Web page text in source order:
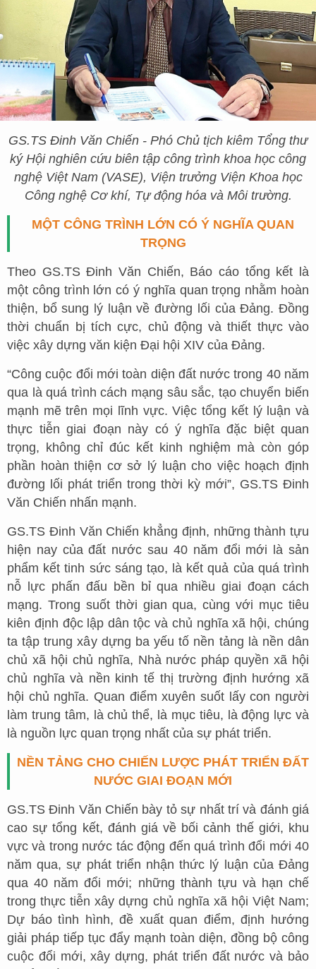
GS.TS Đinh Văn Chiến - Phó Chủ tịch kiêm Tổng thư
ký Hội nghiên cứu biên tập công trình khoa học công
nghệ Việt Nam (VASE), Viện trưởng Viện Khoa học
Công nghệ Cơ khí, Tự động hóa và Môi trường.
MỘT CÔNG TRÌNH LỚN CÓ Ý NGHĨA QUAN
TRỌNG
Theo GS.TS Đinh Văn Chiến, Báo cáo tổng kết là
một công trình lớn có ý nghĩa quan trọng nhằm hoàn
thiện, bổ sung lý luận về đường lối của Đảng. Đồng
thời chuẩn bị tích cực, chủ động và thiết thực vào
việc xây dựng văn kiện Đại hội XIV của Đảng.
“Công cuộc đổi mới toàn diện đất nước trong 40 năm
qua là quá trình cách mạng sâu sắc, tạo chuyển biến
mạnh mẽ trên mọi lĩnh vực. Việc tổng kết lý luận và
thực tiễn giai đoạn này có ý nghĩa đặc biệt quan
trọng, không chỉ đúc kết kinh nghiệm mà còn góp
phần hoàn thiện cơ sở lý luận cho việc hoạch định
đường lối phát triển trong thời kỳ mới”, GS.TS Đinh
Văn Chiến nhấn mạnh.
GS.TS Đinh Văn Chiến khẳng định, những thành tựu
hiện nay của đất nước sau 40 năm đổi mới là sản
phẩm kết tinh sức sáng tạo, là kết quả của quá trình
nỗ lực phấn đấu bền bỉ qua nhiều giai đoạn cách
mạng. Trong suốt thời gian qua, cùng với mục tiêu
kiên định độc lập dân tộc và chủ nghĩa xã hội, chúng
ta tập trung xây dựng ba yếu tố nền tảng là nền dân
chủ xã hội chủ nghĩa, Nhà nước pháp quyền xã hội
chủ nghĩa và nền kinh tế thị trường định hướng xã
hội chủ nghĩa. Quan điểm xuyên suốt lấy con người
làm trung tâm, là chủ thể, là mục tiêu, là động lực và
là nguồn lực quan trọng nhất của sự phát triển.
NỀN TẢNG CHO CHIẾN LƯỢC PHÁT TRIỂN ĐẤT
NƯỚC GIAI ĐOẠN MỚI
GS.TS Đinh Văn Chiến bày tỏ sự nhất trí và đánh giá
cao sự tổng kết, đánh giá về bối cảnh thế giới, khu
vực và trong nước tác động đến quá trình đổi mới 40
năm qua, sự phát triển nhận thức lý luận của Đảng
qua 40 năm đổi mới; những thành tựu và hạn chế
trong thực tiễn xây dựng chủ nghĩa xã hội Việt Nam;
Dự báo tình hình, đề xuất quan điểm, định hướng
giải pháp tiếp tục đẩy mạnh toàn diện, đồng bộ công
cuộc đổi mới, xây dựng, phát triển đất nước và bảo